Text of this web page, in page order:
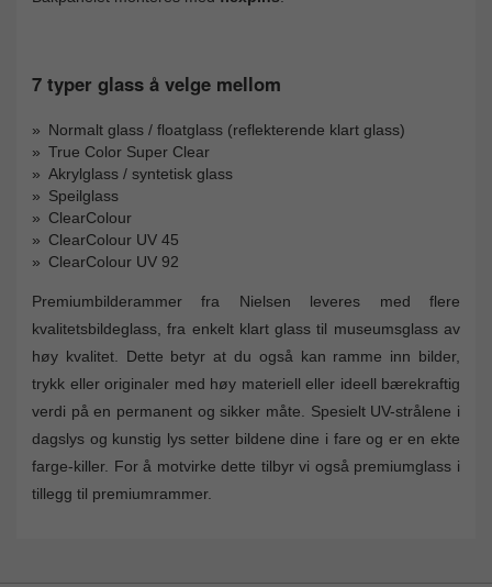
7 typer glass å velge mellom
Normalt glass / floatglass (reflekterende klart glass)
True Color Super Clear
Akrylglass / syntetisk glass
Speilglass
ClearColour
ClearColour UV 45
ClearColour UV 92
Premiumbilderammer fra Nielsen leveres med flere
kvalitetsbildeglass, fra enkelt klart glass til museumsglass av
høy kvalitet. Dette betyr at du også kan ramme inn bilder,
trykk eller originaler med høy materiell eller ideell bærekraftig
verdi på en permanent og sikker måte. Spesielt UV-strålene i
dagslys og kunstig lys setter bildene dine i fare og er en ekte
farge-killer. For å motvirke dette tilbyr vi også premiumglass i
tillegg til premiumrammer.